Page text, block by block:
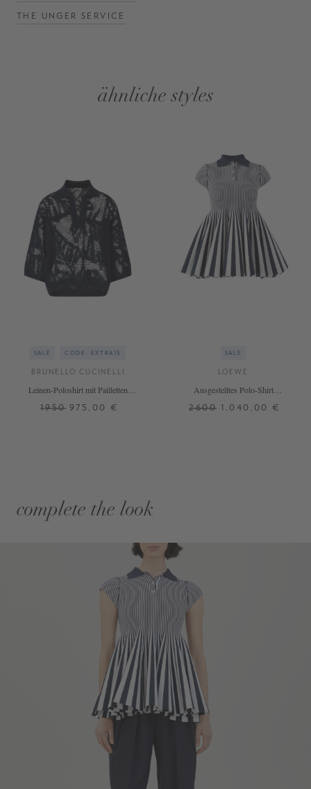
THE UNGER SERVICE
ähnliche styles
SALE CODE: EXTRA15
BRUNELLO CUCINELLI
Leinen-Poloshirt mit Pailletten
1950 975,00 €
SALE
LOEWE
Ausgestelltes Polo-Shirt
2600 1.040,00 €
complete the look